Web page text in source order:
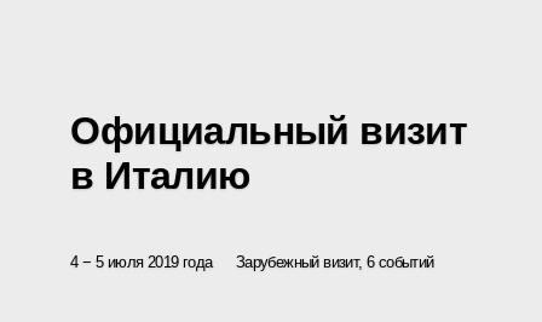
Официальный визит
в Италию
4 − 5 июля 2019 года Зарубежный визит, 6 событий